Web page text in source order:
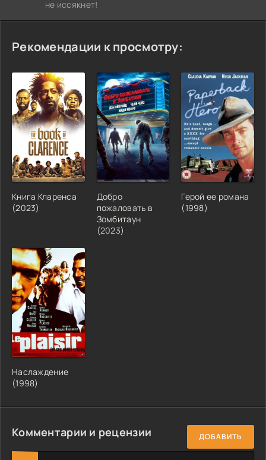
не иссякнет!
Рекомендации к просмотру:
Книга Кларенса
(2023)
Добро
пожаловать в
Зомбитаун
(2023)
Герой ее романа
(1998)
Наслаждение
(1998)
Комментарии и рецензии ДОБАВИТЬ